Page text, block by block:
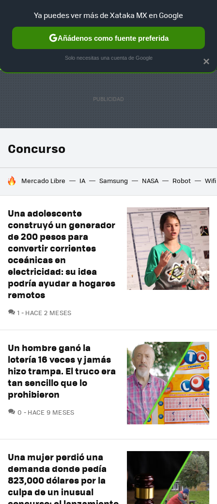
SELECCIÓN GAMING HOME AUTO TERRITORIO
Concurso
HOY SE HABLA DE
Mercado Libre IA Samsung NASA Robot Wifi
Una adolescente
construyó un generador
de 200 pesos para
convertir corrientes
oceánicas en
electricidad: su idea
podría ayudar a hogares
remotos
1 COMENTARIOS
HACE 2 MESES
Un hombre ganó la
lotería 16 veces y jamás
hizo trampa. El truco era
tan sencillo que lo
prohibieron
0 COMENTARIOS
HACE 9 MESES
Una mujer perdió una
demanda donde pedía
823,000 dólares por la
culpa de un inusual
×
Ya puedes ver más de Xataka MX en Google
Añádenos como fuente preferida
Solo necesitas una cuenta de Google